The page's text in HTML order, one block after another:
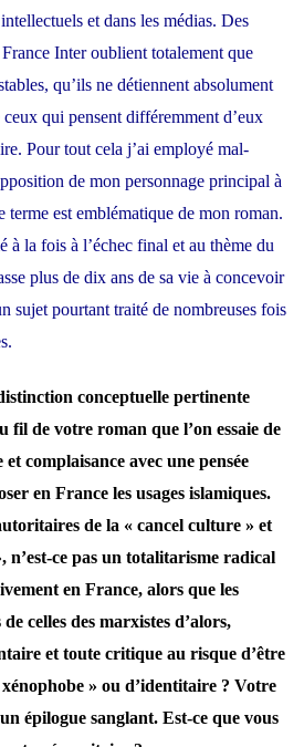
et dans les médias. Des
Inter oublient totalement que
qu’ils ne détiennent absolument
qui pensent différemment d’eux
Pour tout cela j’ai employé mal-
de mon personnage principal à
terme est emblématique de mon roman.
à la fois à l’échec final et au thème du
plus de dix ans de sa vie à concevoir
sujet pourtant traité de nombreuses fois
conceptuelle pertinente
fil de votre roman que l’on essaie de
complaisance avec une pensée
en France les usages islamiques.
de la « cancel culture » et
n’est-ce pas un totalitarisme radical
en France, alors que les
celles des marxistes d’alors,
et toute critique au risque d’être
» ou d’identitaire ? Votre
épilogue sanglant. Est-ce que vous